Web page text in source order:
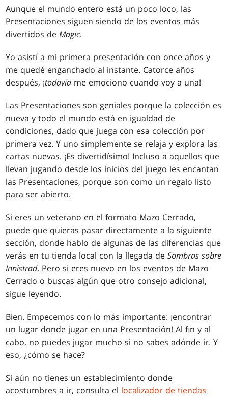
Aunque el mundo entero está un poco loco, las
Presentaciones siguen siendo de los eventos más
divertidos deMagic.
Yo asistí a mi primera presentación con once años y
me quedé enganchado al instante. Catorce años
después, ¡todavía me emociono cuando voy a una!
Las Presentaciones son geniales porque la colección es
nueva y todo el mundo está en igualdad de
condiciones, dado que juega con esa colección por
primera vez. Y uno simplemente se relaja y explora las
cartas nuevas. ¡Es divertidísimo! Incluso a aquellos que
llevan jugando desde los inicios del juego les encantan
las Presentaciones, porque son como un regalo listo
para ser abierto.
Si eres un veterano en el formato Mazo Cerrado,
puede que quieras pasar directamente a la siguiente
sección, donde hablo de algunas de las diferencias que
verás en tu tienda local con la llegada deSombras sobre
Innistrad. Pero si eres nuevo en los eventos de Mazo
Cerrado o buscas algún que otro consejo adicional,
sigue leyendo.
Bien. Empecemos con lo más importante: ¡encontrar
un lugar donde jugar en una Presentación! Al fin y al
cabo, no puedes jugar mucho si no sabes adónde ir. Y
eso, ¿cómo se hace?
Si aún no tienes un establecimiento donde
acostumbres a ir, consulta el localizador de tiendas